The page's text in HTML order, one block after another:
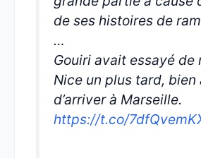
de ses histoires de
…
Gouiri avait essayé de
Nice un plus tard, bien
d’arriver à Marseille.
https://t.co/